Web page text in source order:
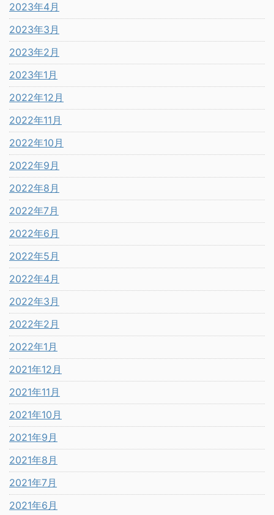
2023年4月
2023年3月
2023年2月
2023年1月
2022年12月
2022年11月
2022年10月
2022年9月
2022年8月
2022年7月
2022年6月
2022年5月
2022年4月
2022年3月
2022年2月
2022年1月
2021年12月
2021年11月
2021年10月
2021年9月
2021年8月
2021年7月
2021年6月